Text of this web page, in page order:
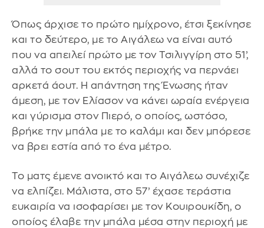
Όπως άρχισε το πρώτο ημίχρονο, έτσι ξεκίνησε
και το δεύτερο, με το Αιγάλεω να είναι αυτό
που να απειλεί πρώτο με τον Τσιλιγγίρη στο 51’,
αλλά το σουτ του εκτός περιοχής να περνάει
αρκετά άουτ. Η απάντηση της Ένωσης ήταν
άμεση, με τον Ελίασον να κάνει ωραία ενέργεια
και γύρισμα στον Πιερό, ο οποίος, ωστόσο,
βρήκε την μπάλα με το καλάμι και δεν μπόρεσε
να βρει εστία από το ένα μέτρο.
Το ματς έμενε ανοικτό και το Αιγάλεω συνέχιζε
να ελπίζει. Μάλιστα, στο 57’ έχασε τεράστια
ευκαιρία να ισοφαρίσει με τον Κουιρουκίδη, ο
οποίος έλαβε την μπάλα μέσα στην περιοχή με